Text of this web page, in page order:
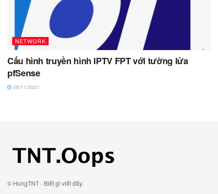
NETWORK
Cấu hình truyền hình IPTV FPT với tường lửa
pfSense
08/11/2021
© HungTNT - Biết gì viết đấy.